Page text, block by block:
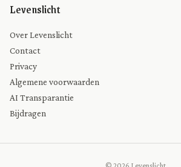
Levenslicht
Over Levenslicht
Contact
Privacy
Algemene voorwaarden
AI Transparantie
Bijdragen